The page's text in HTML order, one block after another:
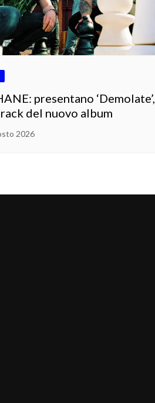
presentano ‘Demolate’,
del nuovo album
2026